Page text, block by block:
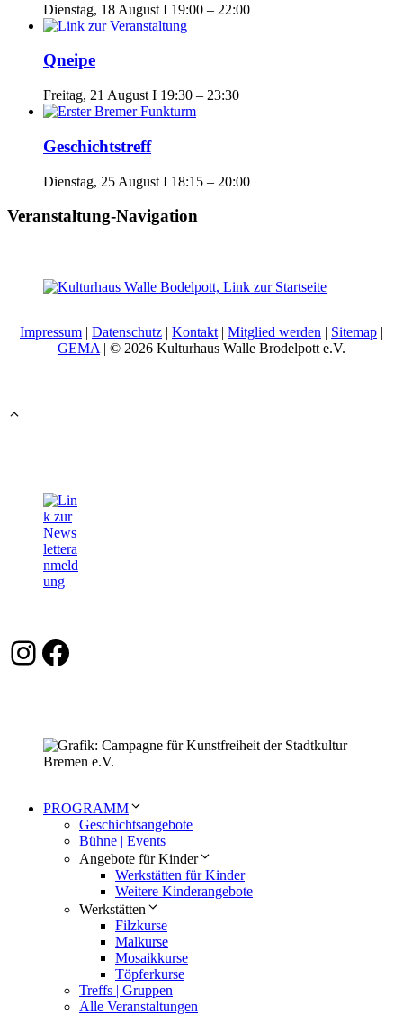
Dienstag, 18 August I 19:00 – 22:00
Qneipe
Freitag, 21 August I 19:30 – 23:30
Geschichtstreff
Dienstag, 25 August I 18:15 – 20:00
Veranstaltung-Navigation
Impressum | Datenschutz | Kontakt | Mitglied werden | Sitemap |
GEMA | © 2026 Kulturhaus Walle Brodelpott e.V.
Instagram Facebook
PROGRAMM
Geschichtsangebote
Bühne | Events
Angebote für Kinder
Werkstätten für Kinder
Weitere Kinderangebote
Werkstätten
Filzkurse
Malkurse
Mosaikkurse
Töpferkurse
Treffs | Gruppen
Alle Veranstaltungen